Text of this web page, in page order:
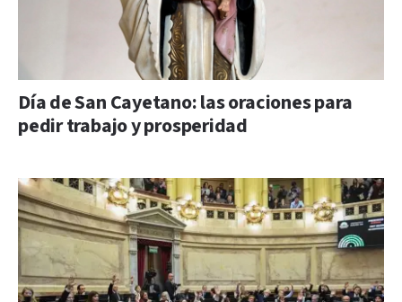
Día de San Cayetano: las oraciones para
pedir trabajo y prosperidad